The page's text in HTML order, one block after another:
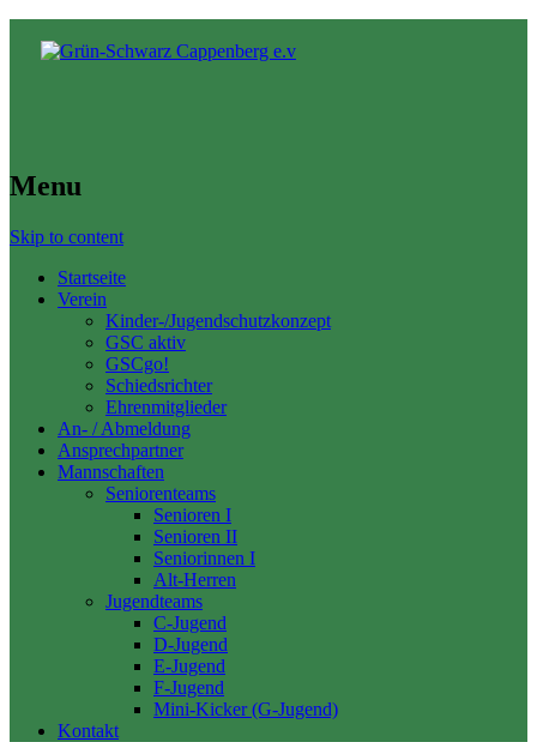
Menu
Skip to content
Startseite
Verein
Kinder-/Jugendschutzkonzept
GSC aktiv
GSCgo!
Schiedsrichter
Ehrenmitglieder
An- / Abmeldung
Ansprechpartner
Mannschaften
Seniorenteams
Senioren I
Senioren II
Seniorinnen I
Alt-Herren
Jugendteams
C-Jugend
D-Jugend
E-Jugend
F-Jugend
Mini-Kicker (G-Jugend)
Kontakt